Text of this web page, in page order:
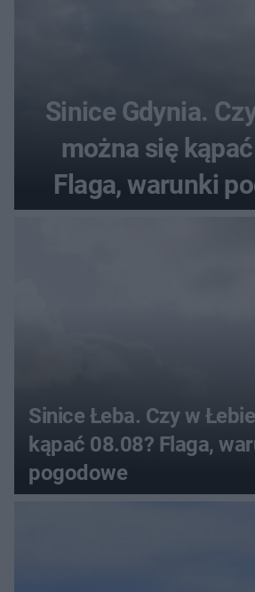
Sinice Gdynia.
można się
Flaga, warunki
Sinice Łeba. Czy w
kąpać 08.08? Flaga,
pogodowe